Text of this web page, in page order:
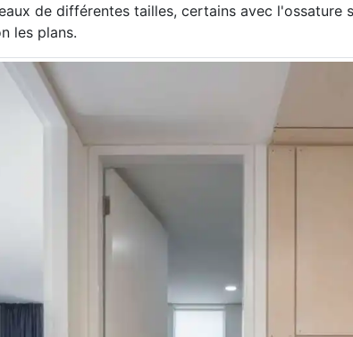
de différentes tailles, certains avec l'ossature
les plans.